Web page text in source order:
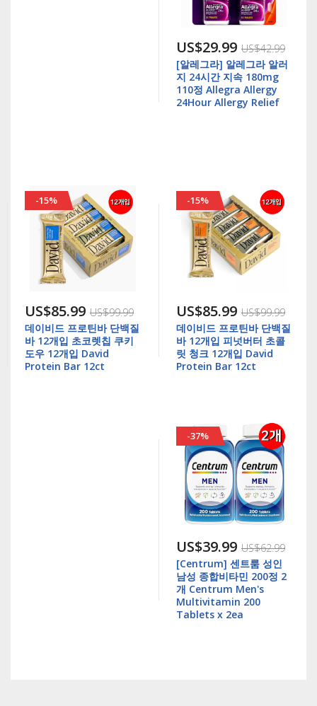
US$29.99 US$42.99
[알레그라] 알레그라 알러
지 24시간 지속 180mg
110정 Allegra Allergy
24Hour Allergy Relief
-15%
US$85.99 US$99.99
데이비드 프로틴바 단백질
바 12개입 초코렛칩 쿠키
도우 12개입 David
Protein Bar 12ct
-15%
US$85.99 US$99.99
데이비드 프로틴바 단백질
바 12개입 피넛버터 초콜
릿 청크 12개입 David
Protein Bar 12ct
-37%
US$39.99 US$62.99
[Centrum] 센트룸 성인
남성 종합비타민 200정 2
개 Centrum Men's
Multivitamin 200
Tablets x 2ea